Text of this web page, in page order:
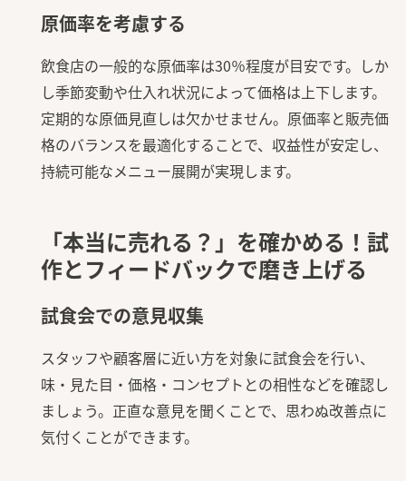
原価率を考慮する
飲食店の一般的な原価率は30％程度が目安です。しか
し季節変動や仕入れ状況によって価格は上下します。
定期的な原価見直しは欠かせません。原価率と販売価
格のバランスを最適化することで、収益性が安定し、
持続可能なメニュー展開が実現します。
「本当に売れる？」を確かめる！試
作とフィードバックで磨き上げる
試食会での意見収集
スタッフや顧客層に近い方を対象に試食会を行い、
味・見た目・価格・コンセプトとの相性などを確認し
ましょう。正直な意見を聞くことで、思わぬ改善点に
気付くことができます。